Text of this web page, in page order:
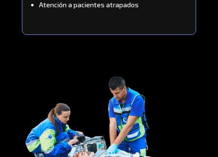
Atención a pacientes atrapados